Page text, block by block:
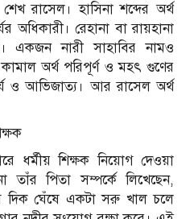
রাসেল। হাসিনা শব্দের অর্থ
অধিকারী। রেহানা বা রায়হানা
একজন নারী সাহাবির নামও
কামাল অর্থ পরিপূর্ণ ও মহৎ গুণের
ও আভিজাত্য। আর রাসেল অর্থ
ধর্মীয় শিক্ষক নিয়োগ দেওয়া
তাঁর পিতা সম্পর্কে লিখেছেন,
দিক ঘেঁষে একটা সরু খাল চলে